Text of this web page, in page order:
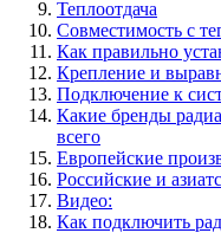
Теплоотдача
Совместимость с
Как правильно
Крепление и
Подключение к
Какие бренды
всего
Европейские
Российские и
Видео:
Как подключить